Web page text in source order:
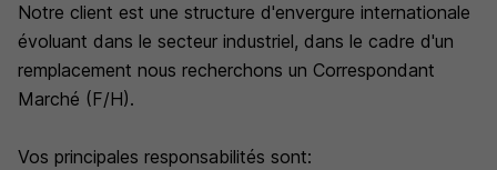
Notre client est une structure d'envergure internationale
évoluant dans le secteur industriel, dans le cadre d'un
remplacement nous recherchons un Correspondant
Marché (F/H).
Vos principales responsabilités sont: